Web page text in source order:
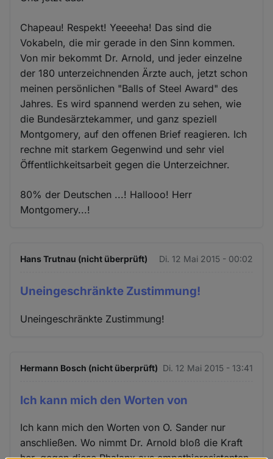
Chapeau! Respekt! Yeeeeha! Das sind die
Vokabeln, die mir gerade in den Sinn kommen.
Von mir bekommt Dr. Arnold, und jeder einzelne
der 180 unterzeichnenden Ärzte auch, jetzt schon
meinen persönlichen "Balls of Steel Award" des
Jahres. Es wird spannend werden zu sehen, wie
die Bundesärztekammer, und ganz speziell
Montgomery, auf den offenen Brief reagieren. Ich
rechne mit starkem Gegenwind und sehr viel
Öffentlichkeitsarbeit gegen die Unterzeichner.
80% der Deutschen ...! Hallooo! Herr
Montgomery...!
Hans Trutnau (nicht überprüft) Di. 12 Mai 2015 - 00:02
Uneingeschränkte Zustimmung!
Uneingeschränkte Zustimmung!
Hermann Bosch (nicht überprüft) Di. 12 Mai 2015 - 13:41
Ich kann mich den Worten von
Ich kann mich den Worten von O. Sander nur
anschließen. Wo nimmt Dr. Arnold bloß die Kraft